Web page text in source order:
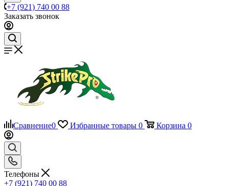
+7 (921) 740 00 88
Заказать звонок
Сравнение0 Избранные товары 0 Корзина 0
Телефоны
+7 (921) 740 00 88